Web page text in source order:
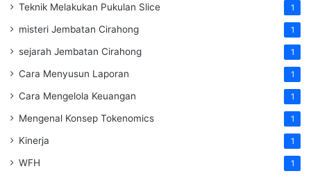
Teknik Melakukan Pukulan Slice 1
misteri Jembatan Cirahong 1
sejarah Jembatan Cirahong 1
Cara Menyusun Laporan 1
Cara Mengelola Keuangan 1
Mengenal Konsep Tokenomics 1
Kinerja 1
WFH 1